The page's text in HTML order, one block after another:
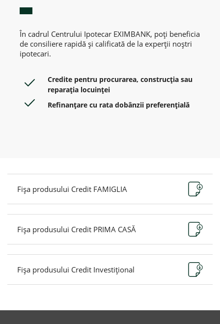
În cadrul Centrului Ipotecar EXIMBANK, poți beneficia
de consiliere rapidă și calificată de la experții noștri
ipotecari.
Credite pentru procurarea, construcția sau
reparația locuinței
Refinanțare cu rata dobânzii preferențială
Fișa produsului Credit FAMIGLIA
Fișa produsului Credit PRIMA CASĂ
Fișa produsului Credit Investițional